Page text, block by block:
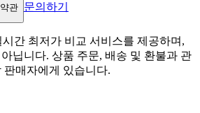
관 문의하기
간 최저가 비교 서비스를 제공하며,
닙니다. 상품 주문, 배송 및 환불과 관
판매자에게 있습니다.